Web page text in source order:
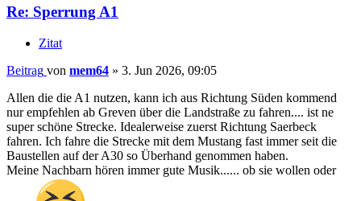
Re: Sperrung A1
Zitat
Beitrag von mem64 » 3. Jun 2026, 09:05
Allen die die A1 nutzen, kann ich aus Richtung Süden kommend
nur empfehlen ab Greven über die Landstraße zu fahren.... ist ne
super schöne Strecke. Idealerweise zuerst Richtung Saerbeck
fahren. Ich fahre die Strecke mit dem Mustang fast immer seit die
Baustellen auf der A30 so Überhand genommen haben.
Meine Nachbarn hören immer gute Musik...... ob sie wollen oder